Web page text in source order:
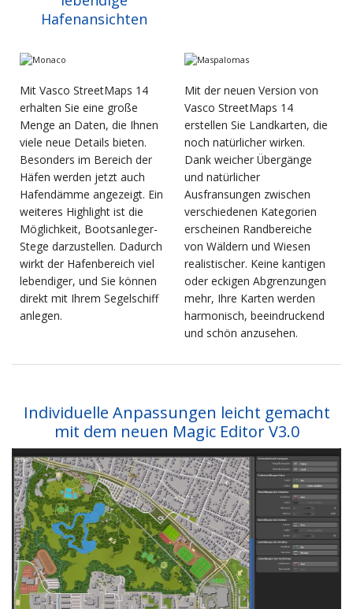
Hafenansichten
Mit Vasco StreetMaps 14
erhalten Sie eine große
Menge an Daten, die Ihnen
viele neue Details bieten.
Besonders im Bereich der
Häfen werden jetzt auch
Hafendämme angezeigt. Ein
weiteres Highlight ist die
Möglichkeit, Bootsanleger-
Stege darzustellen. Dadurch
wirkt der Hafenbereich viel
lebendiger, und Sie können
direkt mit Ihrem Segelschiff
anlegen.
Mit der neuen Version von
Vasco StreetMaps 14
erstellen Sie Landkarten, die
noch natürlicher wirken.
Dank weicher Übergänge
und natürlicher
Ausfransungen zwischen
verschiedenen Kategorien
erscheinen Randbereiche
von Wäldern und Wiesen
realistischer. Keine kantigen
oder eckigen Abgrenzungen
mehr, Ihre Karten werden
harmonisch, beeindruckend
und schön anzusehen.
Individuelle Anpassungen leicht gemacht
mit dem neuen Magic Editor V3.0